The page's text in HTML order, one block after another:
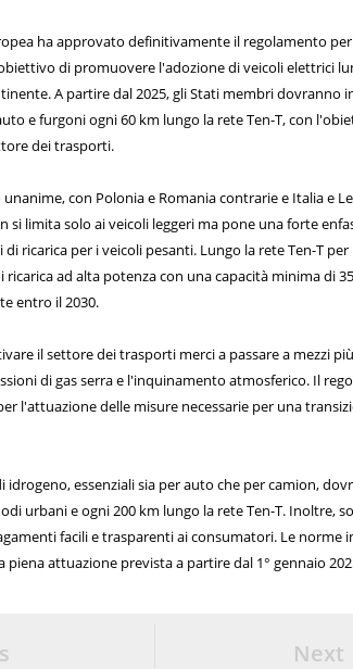
ha approvato definitivamente il regolamento
di promuovere l'adozione di veicoli elettrici
A partire dal 2025, gli Stati membri dovranno
e furgoni ogni 60 km lungo la rete Ten-T, con
dei trasporti.
con Polonia e Romania contrarie e Italia e
si limita solo ai veicoli leggeri ma pone una forte
ricarica per i veicoli pesanti. Lungo la rete Ten-T
ad alta potenza con una capacità minima di
entro il 2030.
il settore dei trasporti merci a passare a mezzi
di gas serra e l'inquinamento atmosferico. Il
l'attuazione delle misure necessarie per una
essenziali sia per auto che per camion,
urbani e ogni 200 km lungo la rete Ten-T. Inoltre,
facili e trasparenti ai consumatori. Le norme
piena attuazione prevista a partire dal 1° gennaio
Next